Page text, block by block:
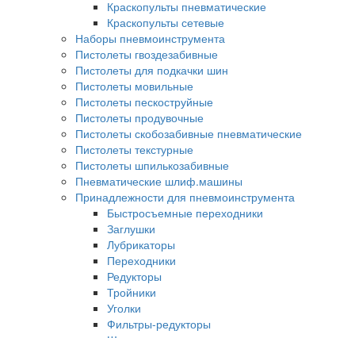
Краскопульты пневматические
Краскопульты сетевые
Наборы пневмоинструмента
Пистолеты гвоздезабивные
Пистолеты для подкачки шин
Пистолеты мовильные
Пистолеты пескоструйные
Пистолеты продувочные
Пистолеты скобозабивные пневматические
Пистолеты текстурные
Пистолеты шпилькозабивные
Пневматические шлиф.машины
Принадлежности для пневмоинструмента
Быстросъемные переходники
Заглушки
Лубрикаторы
Переходники
Редукторы
Тройники
Уголки
Фильтры-редукторы